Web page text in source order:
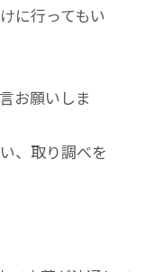
に行ってもい
お願いしま
、取り調べを